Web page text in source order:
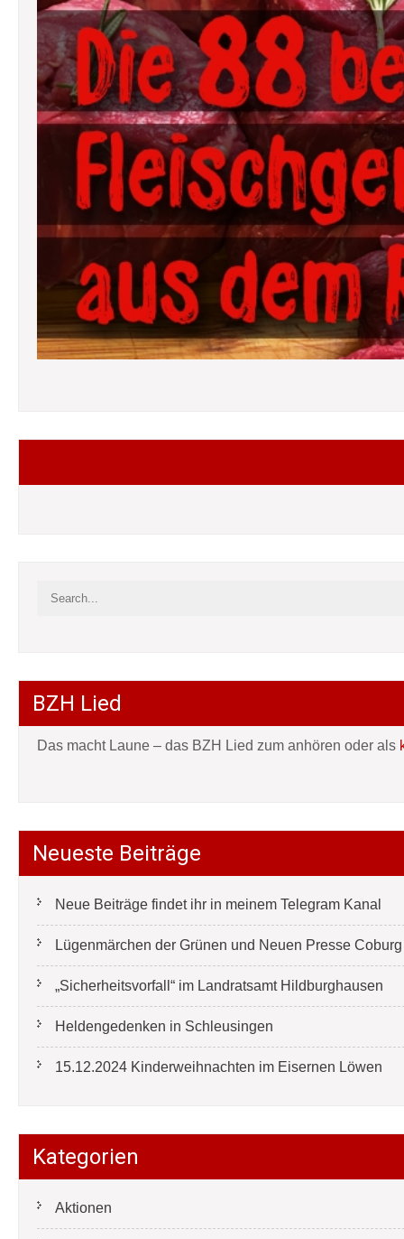
BZH Lied
Das macht Laune – das BZH Lied zum anhören oder als
Neueste Beiträge
Neue Beiträge findet ihr in meinem Telegram Kanal
Lügenmärchen der Grünen und Neuen Presse
„Sicherheitsvorfall“ im Landratsamt Hildburghausen
Heldengedenken in Schleusingen
15.12.2024 Kinderweihnachten im Eisernen Löwen
Kategorien
Aktionen